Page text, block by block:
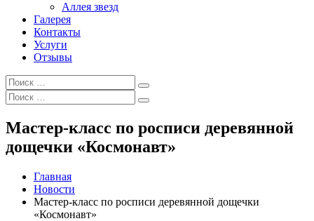
Аллея звезд
Галерея
Контакты
Услуги
Отзывы
Искать:
Поиск
Искать:
Поиск
Мастер-класс по росписи деревянной
дощечки «Космонавт»
Главная
Новости
Мастер-класс по росписи деревянной дощечки
«Космонавт»